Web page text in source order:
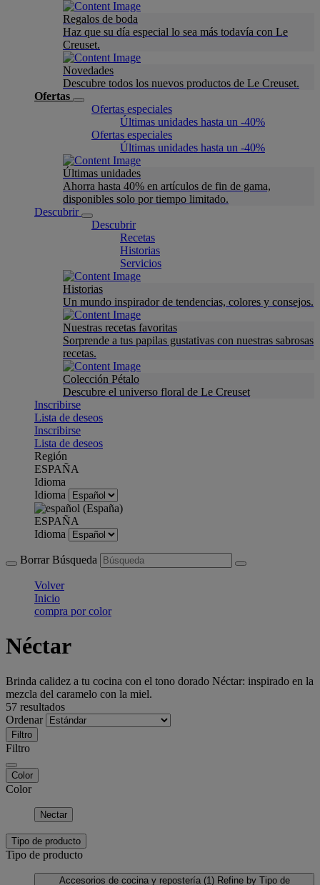
Regalos de boda
Haz que su día especial lo sea más todavía con Le
Creuset.
Novedades
Descubre todos los nuevos productos de Le Creuset.
Ofertas
Ofertas especiales
Últimas unidades hasta un -40%
Ofertas especiales
Últimas unidades hasta un -40%
Últimas unidades
Ahorra hasta 40% en artículos de fin de gama,
disponibles solo por tiempo limitado.
Descubrir
Descubrir
Recetas
Historias
Servicios
Historias
Un mundo inspirador de tendencias, colores y consejos.
Nuestras recetas favoritas
Sorprende a tus papilas gustativas con nuestras sabrosas
recetas.
Colección Pétalo
Descubre el universo floral de Le Creuset
Inscribirse
Lista de deseos
Inscribirse
Lista de deseos
Región
ESPAÑA
Idioma
Idioma
ESPAÑA
Idioma
Borrar Búsqueda
Volver
Inicio
compra por color
Néctar
Brinda calidez a tu cocina con el tono dorado Néctar: inspirado en la
mezcla del caramelo con la miel.
57 resultados
Ordenar
Filtro
Filtro
Color
Color
Nectar
Tipo de producto
Tipo de producto
Accesorios de cocina y repostería (1) Refine by Tipo de